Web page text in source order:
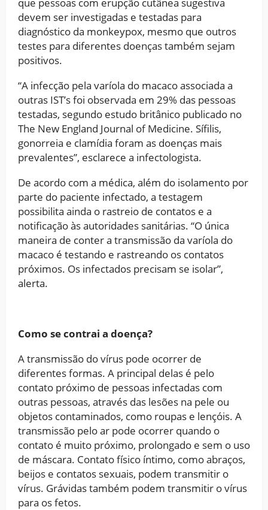
devem ser investigadas e testadas para
diagnóstico da monkeypox, mesmo que outros
testes para diferentes doenças também sejam
positivos.
“A infecção pela varíola do macaco associada a
outras IST’s foi observada em 29% das pessoas
testadas, segundo estudo britânico publicado no
The New England Journal of Medicine. Sífilis,
gonorreia e clamídia foram as doenças mais
prevalentes”, esclarece a infectologista.
De acordo com a médica, além do isolamento por
parte do paciente infectado, a testagem
possibilita ainda o rastreio de contatos e a
notificação às autoridades sanitárias. “O única
maneira de conter a transmissão da varíola do
macaco é testando e rastreando os contatos
próximos. Os infectados precisam se isolar”,
alerta.
Como se contrai a doença?
A transmissão do vírus pode ocorrer de
diferentes formas. A principal delas é pelo
contato próximo de pessoas infectadas com
outras pessoas, através das lesões na pele ou
objetos contaminados, como roupas e lençóis. A
transmissão pelo ar pode ocorrer quando o
contato é muito próximo, prolongado e sem o uso
de máscara. Contato físico íntimo, como abraços,
beijos e contatos sexuais, podem transmitir o
vírus. Grávidas também podem transmitir o vírus
para os fetos.